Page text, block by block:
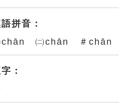
拼音：
chān ㈡chān ＃chān
：